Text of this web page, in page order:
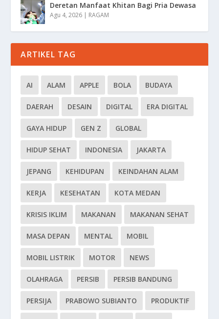
Deretan Manfaat Khitan Bagi Pria Dewasa
Agu 4, 2026 | RAGAM
ARTIKEL TAG
AI ALAM APPLE BOLA BUDAYA
DAERAH DESAIN DIGITAL ERA DIGITAL
GAYA HIDUP GEN Z GLOBAL
HIDUP SEHAT INDONESIA JAKARTA
JEPANG KEHIDUPAN KEINDAHAN ALAM
KERJA KESEHATAN KOTA MEDAN
KRISIS IKLIM MAKANAN MAKANAN SEHAT
MASA DEPAN MENTAL MOBIL
MOBIL LISTRIK MOTOR NEWS
OLAHRAGA PERSIB PERSIB BANDUNG
PERSIJA PRABOWO SUBIANTO PRODUKTIF